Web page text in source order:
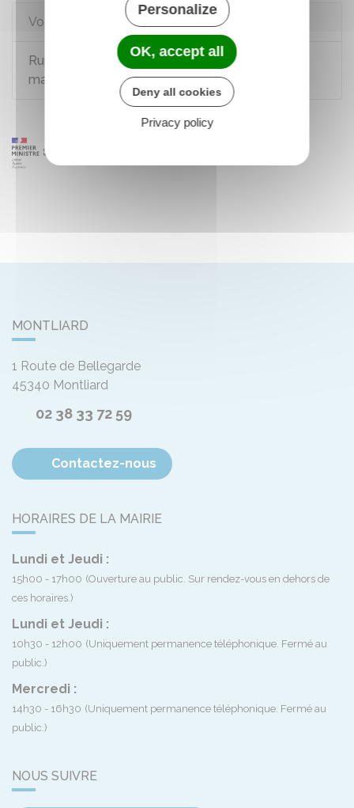
Voir aussi
Rupture du contrat de travail pour cas de force
majeure
MONTLIARD
1 Route de Bellegarde
45340 Montliard
02 38 33 72 59
Contactez-nous
HORAIRES DE LA MAIRIE
Lundi et Jeudi :
15h00 - 17h00 (Ouverture au public. Sur rendez-vous en dehors de
ces horaires.)
Lundi et Jeudi :
10h30 - 12h00 (Uniquement permanence téléphonique. Fermé au
public.)
Mercredi :
14h30 - 16h30 (Uniquement permanence téléphonique. Fermé au
public.)
NOUS SUIVRE
Personalize
OK, accept all
Deny all cookies
Privacy policy